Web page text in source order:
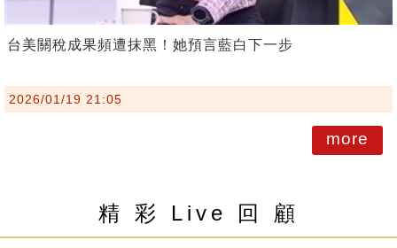
台美關稅成果頻遭抹黑！她預言藍白下一步
2026/01/19 21:05
more
精 彩 Live 回 顧